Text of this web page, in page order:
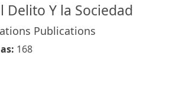
Delito Y la Sociedad
Publications
168